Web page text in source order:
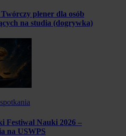
plener dla osób
na studia (dogrywka)
Festiwal Nauki 2026 –
na USWPS